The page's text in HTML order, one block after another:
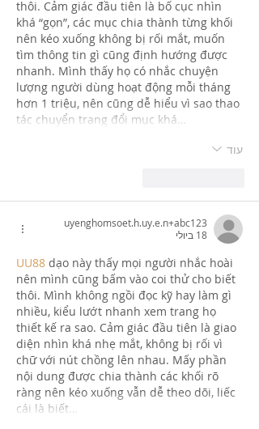
thôi. Cảm giác đầu tiên là bố cục nhìn
khá “gọn”, các mục chia thành từng khối
nên kéo xuống không bị rối mắt, muốn
tìm thông tin gì cũng định hướng được
nhanh. Mình thấy họ có nhắc chuyện
lượng người dùng hoạt động mỗi tháng
hơn 1 triệu, nên cũng dễ hiểu vì sao thao
tác chuyển trang đổi mục khá…
עוד
uyenghomsoet.h.uy.e.n+abc123
18 ביולי
UU88 dạo này thấy mọi người nhắc hoài
nên mình cũng bấm vào coi thử cho biết
thôi. Mình không ngồi đọc kỹ hay làm gì
nhiều, kiểu lướt nhanh xem trang họ
thiết kế ra sao. Cảm giác đầu tiên là giao
diện nhìn khá nhẹ mắt, không bị rối vì
chữ với nút chồng lên nhau. Mấy phần
nội dung được chia thành các khối rõ
ràng nên kéo xuống vẫn dễ theo dõi, liếc
cái là biết…